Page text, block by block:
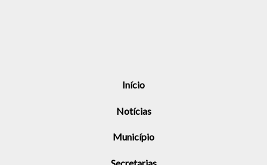
Início
Notícias
Município
Secretarias